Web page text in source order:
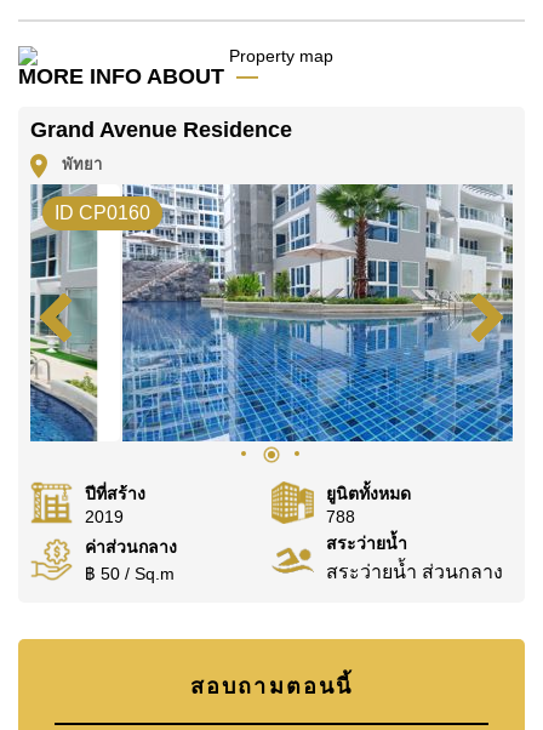
มัดจำ 2 เดือน ก่อนเข้าอยู่อาศัย
คุณ!
ติดต่อ Cornerstone Real Estate โทร +6638411250
หรือ อีเมลinfo@cornerstone.co.th
WhatsApp ของสำนักงาน:+66807945904
และ LINE:
@cornerstonepattaya
MORE INFO ABOUT
Grand Avenue Residence
พัทยา
ID CP0160
ปีที่สร้าง
2019
ยูนิตทั้งหมด
788
ค่าส่วนกลาง
฿ 50 / Sq.m
สระว่ายน้ำ
สระว่ายน้ำ ส่วนกลาง
สอบถามตอนนี้